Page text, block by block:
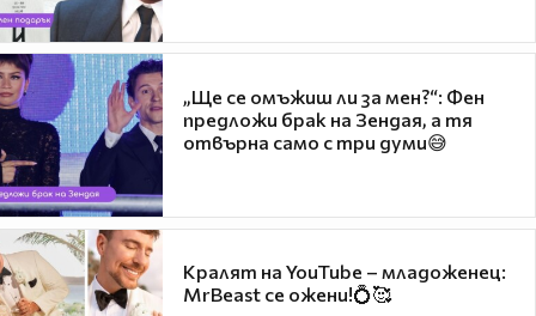
„Ще се омъжиш ли за мен?“: Фен
предложи брак на Зендая, а тя
отвърна само с три думи😅
Кралят на YouTube – младоженец:
MrBeast се ожени!💍🥰